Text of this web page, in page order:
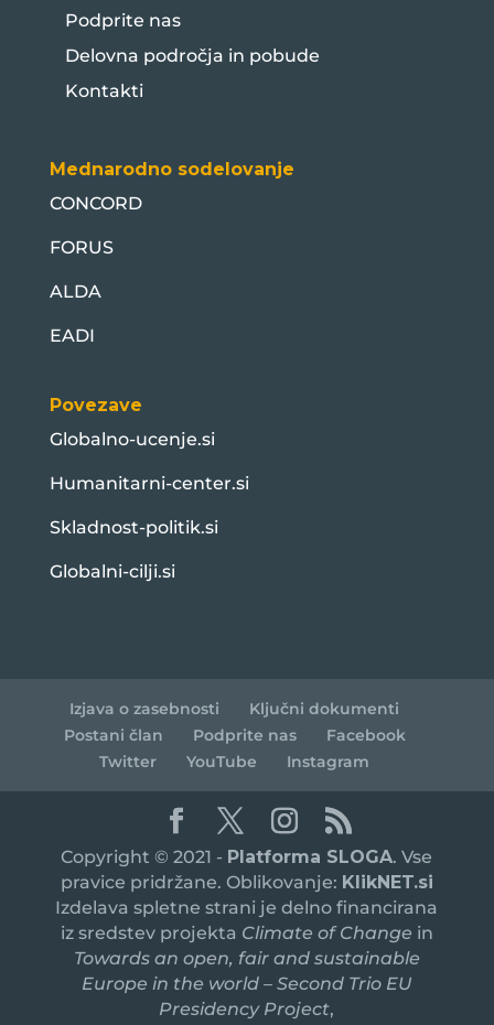
Podprite nas
Delovna področja in pobude
Kontakti
Mednarodno sodelovanje
CONCORD
FORUS
ALDA
EADI
Povezave
Globalno-ucenje.si
Humanitarni-center.si
Skladnost-politik.si
Globalni-cilji.si
Izjava o zasebnosti
Ključni dokumenti
Postani član
Podprite nas
Facebook
Twitter
YouTube Instagram
Copyright © 2021 - Platforma SLOGA. Vse
pravice pridržane. Oblikovanje: KlikNET.si
Izdelava spletne strani je delno financirana
iz sredstev projekta Climate of Change in
Towards an open, fair and sustainable
Europe in the world – Second Trio EU
Presidency Project,